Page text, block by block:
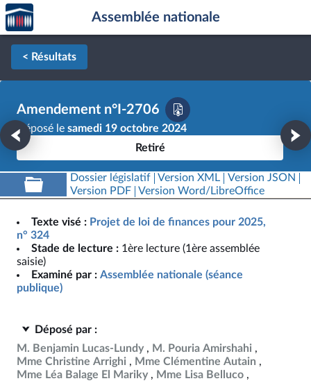
Aller au contenu
Aller en bas de la page
Accèder
à la
page
d'accueil
Assemblée nationale
< Résultats
Amendement n°I-2706
Déposé le samedi 19 octobre 2024
Retiré
Dossier législatif Version XML
Version JSON
Version PDF
Version Word/LibreOffice
Texte visé : Projet de loi de finances pour 2025,
n° 324
Stade de lecture : 1ère lecture (1ère assemblée
saisie)
Examiné par : Assemblée nationale (séance
publique)
Déposé par :
M. Benjamin Lucas-Lundy
M. Pouria Amirshahi
Mme Christine Arrighi
Mme Clémentine Autain
Mme Léa Balage El Mariky
Mme Lisa Belluco